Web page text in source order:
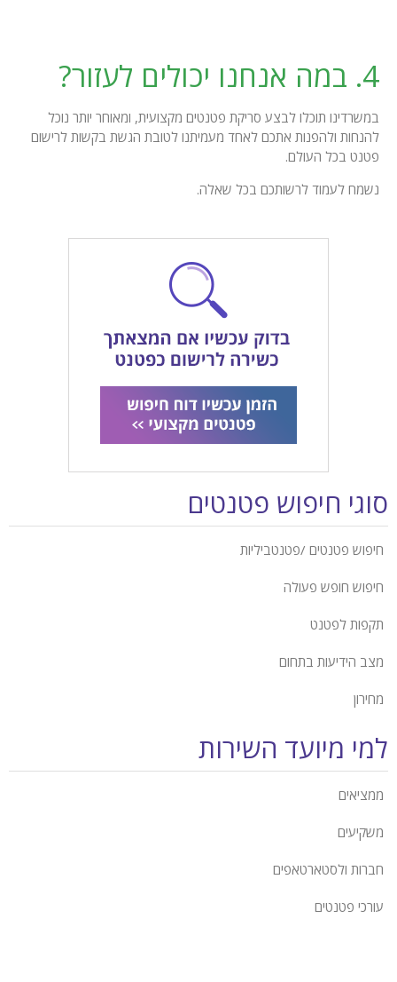
4. במה אנחנו יכולים לעזור?
במשרדינו תוכלו לבצע סריקת פטנטים מקצועית, ומאוחר יותר נוכל
להנחות ולהפנות אתכם לאחד מעמיתנו לטובת הגשת בקשות לרישום
פטנט בכל העולם.
נשמח לעמוד לרשותכם בכל שאלה.
סוגי חיפוש פטנטים
חיפוש פטנטים /פטנטביליות
חיפוש חופש פעולה
תקפות לפטנט
מצב הידיעות בתחום
מחירון
למי מיועד השירות
ממציאים
משקיעים
חברות ולסטארטאפים
עורכי פטנטים